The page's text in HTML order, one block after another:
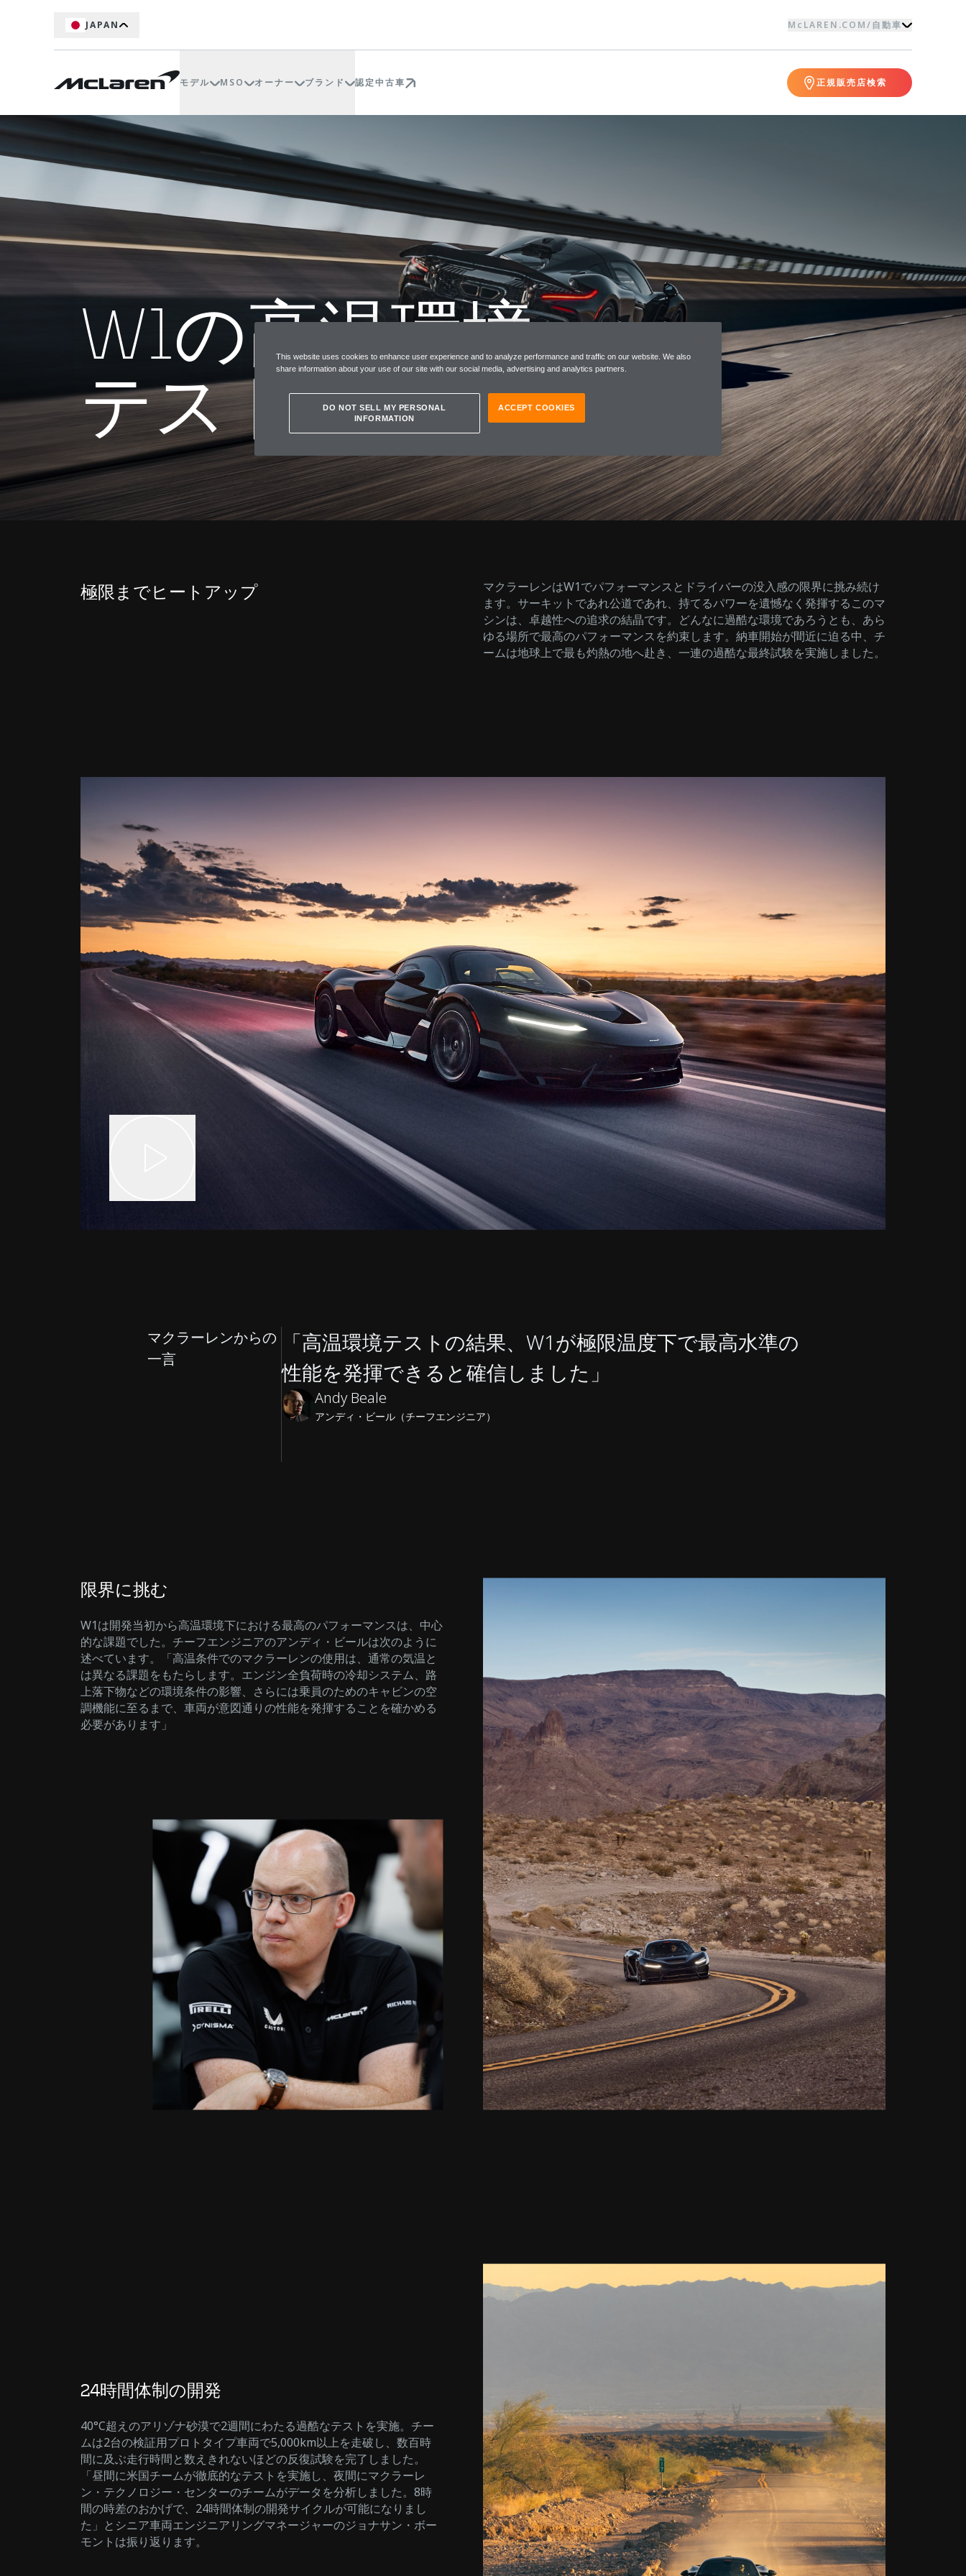
JAPAN McLAREN.COM/自動車
モデル MSO オーナー ブランド 認定中古車 正規販売店検索
W1の高温環境
テスト
極限までヒートアップ
マクラーレンはW1でパフォーマンスとドライバーの没入感の限界に挑み続け
ます。サーキットであれ公道であれ、持てるパワーを遺憾なく発揮するこのマ
シンは、卓越性への追求の結晶です。どんなに過酷な環境であろうとも、あら
ゆる場所で最高のパフォーマンスを約束します。納車開始が間近に迫る中、チ
ームは地球上で最も灼熱の地へ赴き、一連の過酷な最終試験を実施しました。
マクラーレンからの
一言
「高温環境テストの結果、W1が極限温度下で最高水準の
性能を発揮できると確信しました」
Andy Beale
アンディ・ビール（チーフエンジニア）
限界に挑む
W1は開発当初から高温環境下における最高のパフォーマンスは、中心
的な課題でした。チーフエンジニアのアンディ・ビールは次のように
述べています。「高温条件でのマクラーレンの使用は、通常の気温と
は異なる課題をもたらします。エンジン全負荷時の冷却システム、路
上落下物などの環境条件の影響、さらには乗員のためのキャビンの空
調機能に至るまで、車両が意図通りの性能を発揮することを確かめる
必要があります」
24時間体制の開発
40°C超えのアリゾナ砂漠で2週間にわたる過酷なテストを実施。チー
ムは2台の検証用プロトタイプ車両で5,000km以上を走破し、数百時
間に及ぶ走行時間と数えきれないほどの反復試験を完了しました。
「昼間に米国チームが徹底的なテストを実施し、夜間にマクラーレ
ン・テクノロジー・センターのチームがデータを分析しました。8時
間の時差のおかげで、24時間体制の開発サイクルが可能になりまし
た」とシニア車両エンジニアリングマネージャーのジョナサン・ボー
モントは振り返ります。
This website uses cookies to enhance user experience and to analyze performance and traffic on our website. We also
share information about your use of our site with our social media, advertising and analytics partners.
DO NOT SELL MY PERSONAL
INFORMATION
ACCEPT COOKIES